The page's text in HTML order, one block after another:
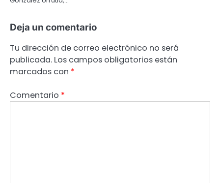
Deja un comentario
Tu dirección de correo electrónico no será
publicada. Los campos obligatorios están
marcados con *
Comentario *